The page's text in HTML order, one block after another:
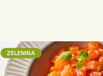
ZELENINA